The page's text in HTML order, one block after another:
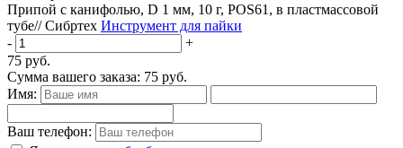
Припой с канифолью, D 1 мм, 10 г, POS61, в пластмассовой
тубе// Сибртех Инструмент для пайки
-
+
75 руб.
Сумма вашего заказа: 75 руб.
Имя:
Ваш телефон: